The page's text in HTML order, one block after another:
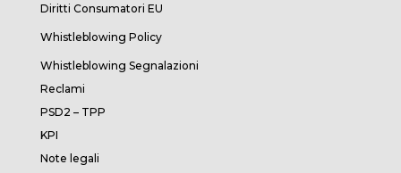
Diritti Consumatori EU
Whistleblowing Policy
Whistleblowing Segnalazioni
Reclami
PSD2 – TPP
KPI
Note legali